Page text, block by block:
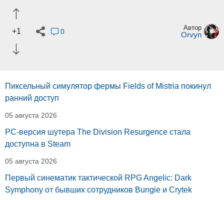
+1 0 Автор
Orvyn
Пиксельный симулятор фермы Fields of Mistria покинул
ранний доступ
05 августа 2026
PC-версия шутера The Division Resurgence стала
доступна в Steam
05 августа 2026
Первый синематик тактической RPG Angelic: Dark
Symphony от бывших сотрудников Bungie и Crytek